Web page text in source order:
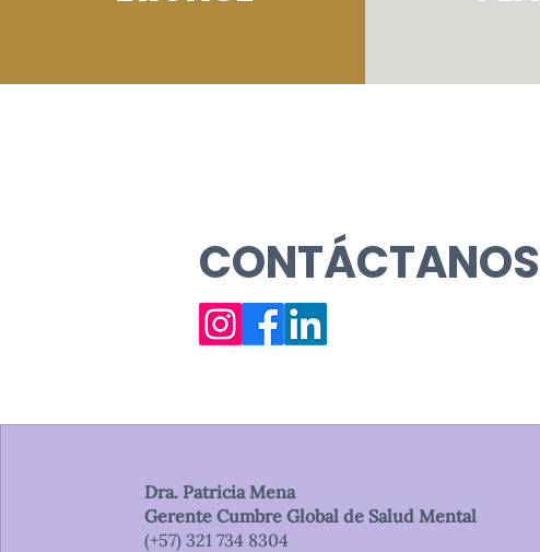
CONTÁCTANOS
Dra. Patricia Mena
Gerente Cumbre Global de Salud Mental
(+57) 321 734 8304